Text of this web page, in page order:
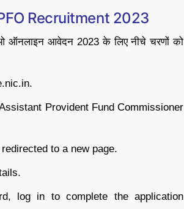
Recruitment 2023
ऑनलाइन आवेदन 2023 के लिए नीचे चरणों को
Provident Fund Commissioner
to a new page.
log in to complete the application